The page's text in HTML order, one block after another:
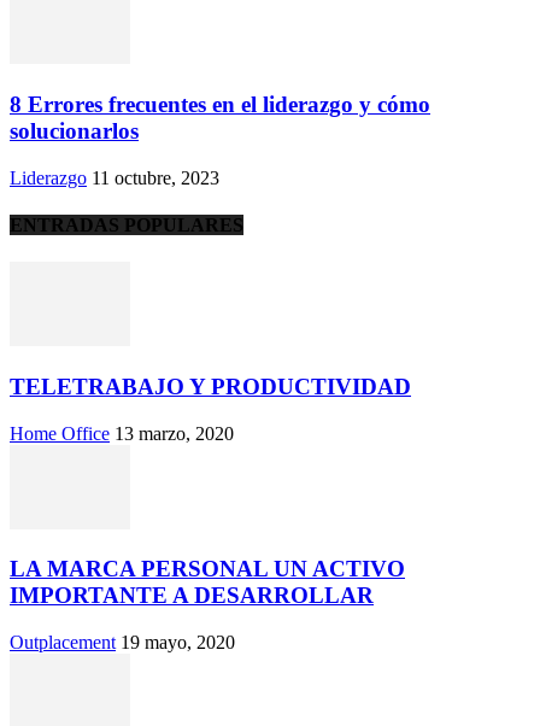
8 Errores frecuentes en el liderazgo y cómo
solucionarlos
Liderazgo 11 octubre, 2023
ENTRADAS POPULARES
TELETRABAJO Y PRODUCTIVIDAD
Home Office 13 marzo, 2020
LA MARCA PERSONAL UN ACTIVO
IMPORTANTE A DESARROLLAR
Outplacement 19 mayo, 2020